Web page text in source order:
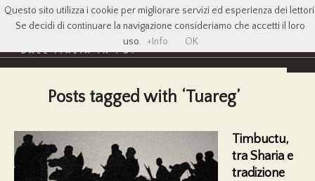
Posts tagged with ‘Tuareg’
Timbuctu,
tra Sharia e
tradizione
Questo sito utilizza i cookie per migliorare servizi ed esperienza dei
Se decidi di continuare la navigazione consideriamo che accetti il loro
uso. +Info OK